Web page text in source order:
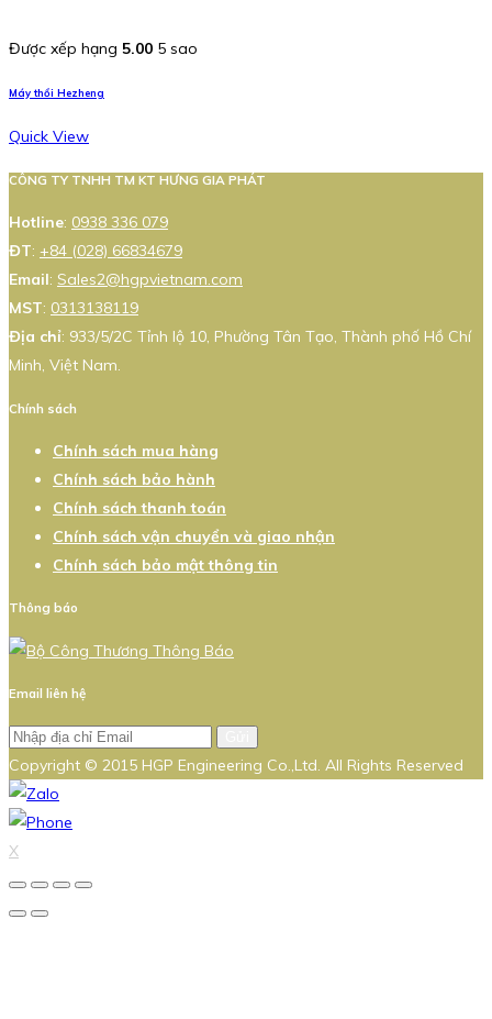
Được xếp hạng 5.00 5 sao
Máy thổi Hezheng
Quick View
CÔNG TY TNHH TM KT HƯNG GIA PHÁT
Hotline: 0938 336 079
ĐT: +84 (028) 66834679
Email: Sales2@hgpvietnam.com
MST: 0313138119
Địa chỉ: 933/5/2C Tỉnh lộ 10, Phường Tân Tạo, Thành phố Hồ Chí
Minh, Việt Nam.
Chính sách
Chính sách mua hàng
Chính sách bảo hành
Chính sách thanh toán
Chính sách vận chuyển và giao nhận
Chính sách bảo mật thông tin
Thông báo
Email liên hệ
Copyright © 2015 HGP Engineering Co.,Ltd. All Rights Reserved
X